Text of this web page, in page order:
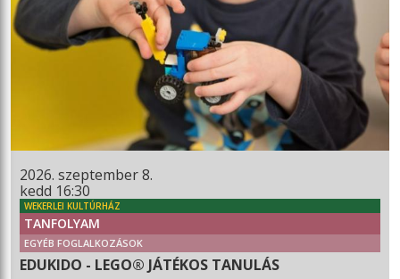
2026. szeptember 8.
kedd 16:30
WEKERLEI KULTÚRHÁZ
TANFOLYAM
EGYÉB FOGLALKOZÁSOK
EDUKIDO - LEGO® JÁTÉKOS TANULÁS